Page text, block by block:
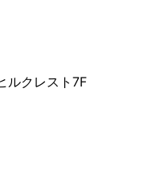
クレスト7F